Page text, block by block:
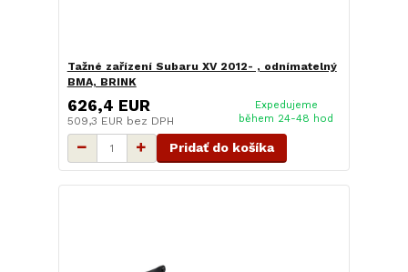
Tažné zařízení Subaru XV 2012- , odnímatelný
BMA, BRINK
626,4 EUR
509,3 EUR bez DPH
Expedujeme
během 24-48 hod
Pridať do košíka